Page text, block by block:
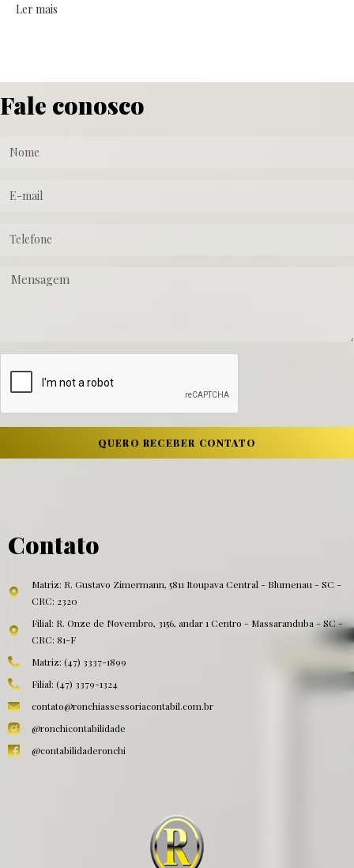
Ler mais
Contato
Matriz: R. Gustavo Zimermann, 5811 Itoupava Central - Blumenau - SC -
CRC: 2320
Filial: R. Onze de Novembro, 3156, andar 1 Centro - Massaranduba - SC -
CRC: 81-F
Matriz: (47) 3337-1899
Filial: (47) 3379-1324
contato@ronchiassessoriacontabil.com.br
@ronchicontabilidade
@contabilidaderonchi
Fale conosco
QUERO RECEBER CONTATO